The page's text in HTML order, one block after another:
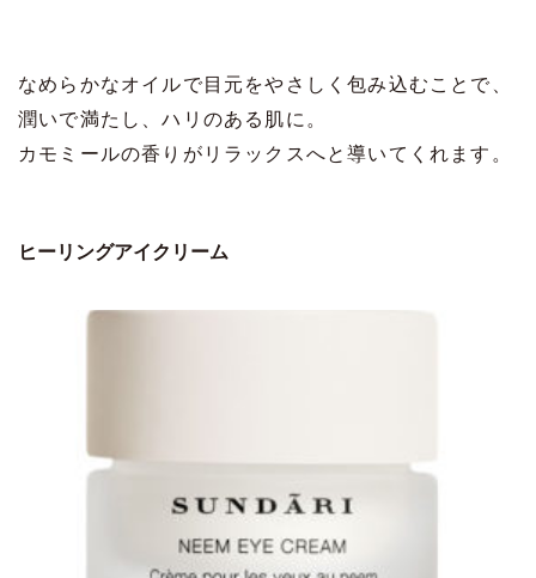
なめらかなオイルで目元をやさしく包み込むことで、
潤いで満たし、ハリのある肌に。
カモミールの香りがリラックスへと導いてくれます。
ヒーリングアイクリーム